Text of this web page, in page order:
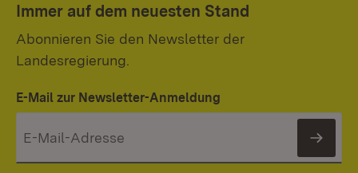
Immer auf dem neuesten Stand
Abonnieren Sie den Newsletter der
Landesregierung.
E-Mail zur Newsletter-Anmeldung